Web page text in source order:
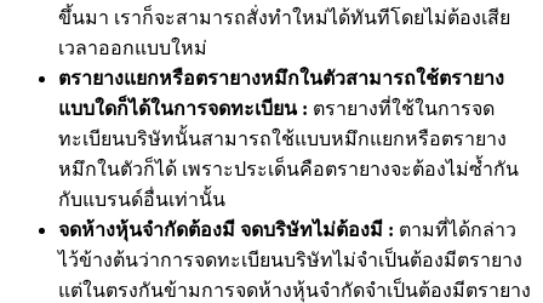
ขึ้นมา เราก็จะสามารถสั่งทำใหม่ได้ทันทีโดยไม่ต้องเสีย
เวลาออกแบบใหม่
ตรายางแยกหรือตรายางหมึกในตัวสามารถใช้ตรายาง
แบบใดก็ได้ในการจดทะเบียน : ตรายางที่ใช้ในการจด
ทะเบียนบริษัทนั้นสามารถใช้แบบหมึกแยกหรือตรายาง
หมึกในตัวก็ได้ เพราะประเด็นคือตรายางจะต้องไม่ซ้ำกัน
กับแบรนด์อื่นเท่านั้น
จดห้างหุ้นจำกัดต้องมี จดบริษัทไม่ต้องมี : ตามที่ได้กล่าว
ไว้ข้างต้นว่าการจดทะเบียนบริษัทไม่จำเป็นต้องมีตรายาง
แต่ในตรงกันข้ามการจดห้างหุ้นจำกัดจำเป็นต้องมีตรายาง